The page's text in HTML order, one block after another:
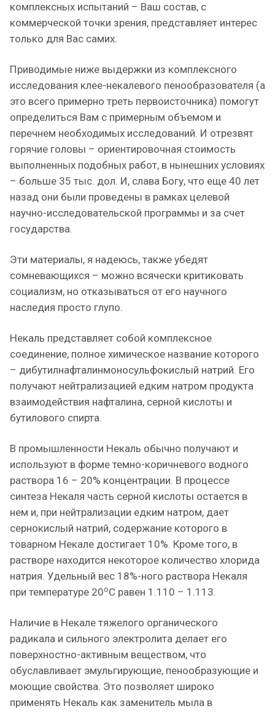
комплексных испытаний – Ваш состав, с
коммерческой точки зрения, представляет интерес
только для Вас самих.
Приводимые ниже выдержки из комплексного
исследования клее-некалевого пенообразователя (а
это всего примерно треть первоисточника) помогут
определиться Вам с примерным объемом и
перечнем необходимых исследований. И отрезвят
горячие головы – ориентировочная стоимость
выполненных подобных работ, в нынешних условиях
– больше 35 тыс. дол. И, слава Богу, что еще 40 лет
назад они были проведены в рамках целевой
научно-исследовательской программы и за счет
государства.
Эти материалы, я надеюсь, также убедят
сомневающихся – можно всячески критиковать
социализм, но отказываться от его научного
наследия просто глупо.
Некаль представляет собой комплексное
соединение, полное химическое название которого
– дибутилнафталинмоносульфокислый натрий. Его
получают нейтрализацией едким натром продукта
взаимодействия нафталина, серной кислоты и
бутилового спирта.
В промышленности Некаль обычно получают и
используют в форме темно-коричневого водного
раствора 16 – 20% концентрации. В процессе
синтеза Некаля часть серной кислоты остается в
нем и, при нейтрализации едким натром, дает
сернокислый натрий, содержание которого в
товарном Некале достигает 10%. Кроме того, в
растворе находится некоторое количество хлорида
натрия. Удельный вес 18%-ного раствора Некаля
при температуре 20оС равен 1.110 – 1.113.
Наличие в Некале тяжелого органического
радикала и сильного электролита делает его
поверхностно-активным веществом, что
обуславливает эмульгирующие, пенообразующие и
моющие свойства. Это позволяет широко
применять Некаль как заменитель мыла в